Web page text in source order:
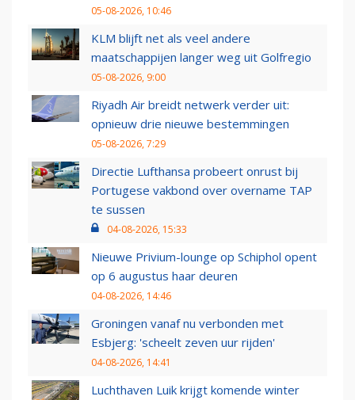
05-08-2026, 10:46
KLM blijft net als veel andere
maatschappijen langer weg uit Golfregio
05-08-2026, 9:00
Riyadh Air breidt netwerk verder uit:
opnieuw drie nieuwe bestemmingen
05-08-2026, 7:29
Directie Lufthansa probeert onrust bij
Portugese vakbond over overname TAP
te sussen
04-08-2026, 15:33
Nieuwe Privium-lounge op Schiphol opent
op 6 augustus haar deuren
04-08-2026, 14:46
Groningen vanaf nu verbonden met
Esbjerg: 'scheelt zeven uur rijden'
04-08-2026, 14:41
Luchthaven Luik krijgt komende winter